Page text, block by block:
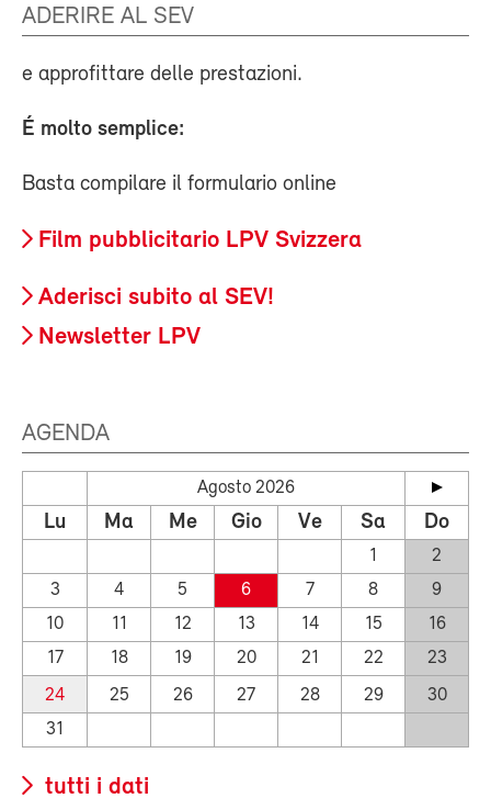
ADERIRE AL SEV
e approfittare delle prestazioni.
É molto semplice:
Basta compilare il formulario online
Film pubblicitario LPV Svizzera
Aderisci subito al SEV!
Newsletter LPV
AGENDA
Agosto 2026
Lu Ma Me Gio Ve Sa Do
1
2
3
4 5 6 7 8
9
10
11 12 13 14 15
16
17
18 19 20 21 22
23
24
25 26 27 28 29
30
31
tutti i dati